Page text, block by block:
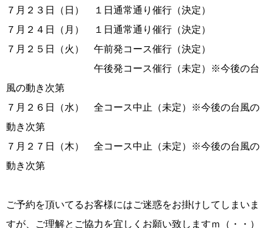
７月２３日（日） １日通常通り催行（決定）
７月２４日（月） １日通常通り催行（決定）
７月２５日（火） 午前発コース催行（決定）
午後発コース催行（未定）※今後の台
風の動き次第
７月２６日（水） 全コース中止（未定）※今後の台風の
動き次第
７月２７日（木） 全コース中止（未定）※今後の台風の
動き次第
ご予約を頂いてるお客様にはご迷惑をお掛けしてしまいま
すが、ご理解とご協力を宜しくお願い致しますｍ（・・）